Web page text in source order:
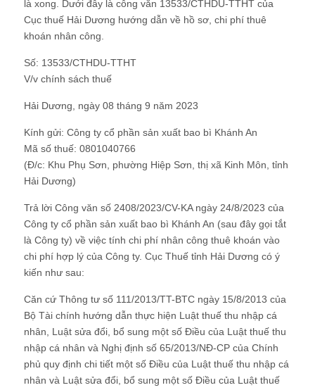
là xong. Dưới đây là công văn 13533/CTHDU-TTHT của
Cục thuế Hải Dương hướng dẫn về hồ sơ, chi phí thuê
khoán nhân công.
Số: 13533/CTHDU-TTHT
V/v chính sách thuế
Hải Dương, ngày 08 tháng 9 năm 2023
Kính gửi: Công ty cổ phần sản xuất bao bì Khánh An
Mã số thuế: 0801040766
(Đ/c: Khu Phụ Sơn, phường Hiệp Sơn, thị xã Kinh Môn, tỉnh
Hải Dương)
Trả lời Công văn số 2408/2023/CV-KA ngày 24/8/2023 của
Công ty cổ phần sản xuất bao bì Khánh An (sau đây gọi tắt
là Công ty) về việc tính chi phí nhân công thuê khoán vào
chi phí hợp lý của Công ty. Cục Thuế tỉnh Hải Dương có ý
kiến như sau:
Căn cứ Thông tư số 111/2013/TT-BTC ngày 15/8/2013 của
Bộ Tài chính hướng dẫn thực hiện Luật thuế thu nhập cá
nhân, Luật sửa đổi, bổ sung một số Điều của Luật thuế thu
nhập cá nhân và Nghị định số 65/2013/NĐ-CP của Chính
phủ quy định chi tiết một số Điều của Luật thuế thu nhập cá
nhân và Luật sửa đổi, bổ sung một số Điều của Luật thuế